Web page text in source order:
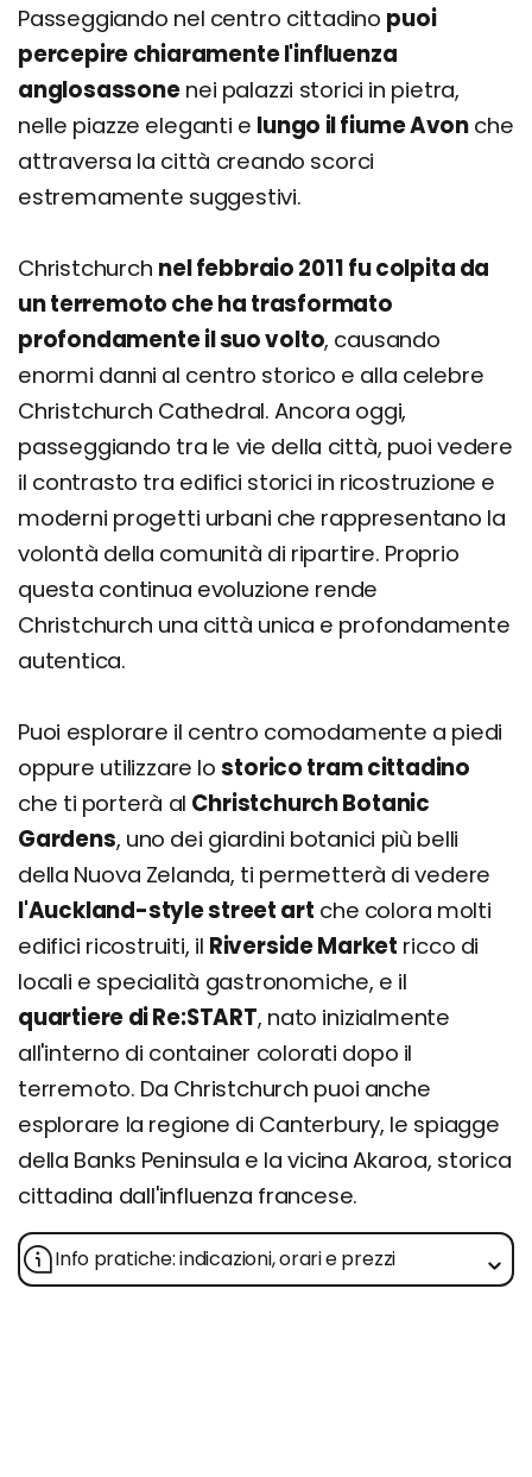
Passeggiando nel centro cittadino puoi
percepire chiaramente l'influenza
anglosassonenei palazzi storici in pietra,
nelle piazze eleganti e lungo il fiume Avonche
attraversa la città creando scorci
estremamente suggestivi.
Christchurch nel febbraio 2011 fu colpita da
un terremoto che ha trasformato
profondamente il suo volto, causando
enormi danni al centro storico e alla celebre
Christchurch Cathedral. Ancora oggi,
passeggiando tra le vie della città, puoi vedere
il contrasto tra edifici storici in ricostruzione e
moderni progetti urbani che rappresentano la
volontà della comunità di ripartire. Proprio
questa continua evoluzione rende
Christchurch una città unica e profondamente
autentica.
Puoi esplorare il centro comodamente a piedi
oppure utilizzare lostorico tram cittadino
che ti porterà al Christchurch Botanic
Gardens, uno dei giardini botanici più belli
della Nuova Zelanda, ti permetterà di vedere
l'Auckland-style street art che colora molti
edifici ricostruiti, il Riverside Market ricco di
locali e specialità gastronomiche, e il
quartiere di Re:START, nato inizialmente
all'interno di container colorati dopo il
terremoto. Da Christchurch puoi anche
esplorare la regione di Canterbury, le spiagge
della Banks Peninsula e la vicina Akaroa, storica
cittadina dall'influenza francese.
Info pratiche: indicazioni, orari e prezzi